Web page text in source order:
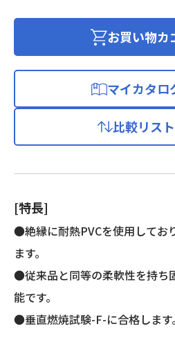
ビ
タ
ヤ
ー
ド
個
お買い物カ
マイカタロ
比較リス
[特長]
●絶縁に耐熱PVCを使用してお
ます。
●従来品と同等の柔軟性を持
能です。
●垂直燃焼試験-F-に合格します。